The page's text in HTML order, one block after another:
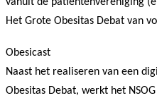
Het Grote Obesitas Debat van
Obesicast
Naast het realiseren van een
Obesitas Debat, werkt het